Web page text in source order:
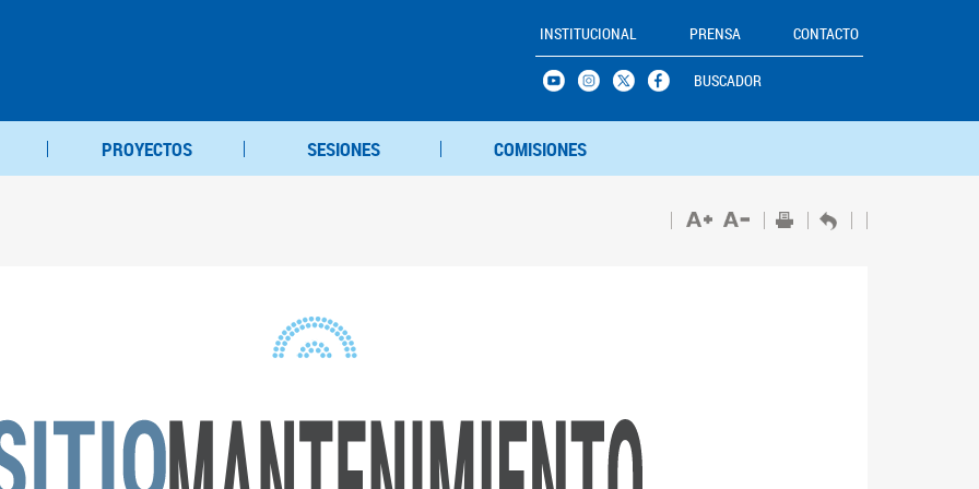
INSTITUCIONAL PRENSA CONTACTO
BUSCADOR
PROYECTOS SESIONES COMISIONES